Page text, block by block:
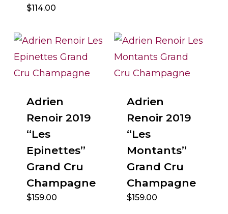
$114.00
Adrien
Renoir 2019
“Les
Epinettes”
Grand Cru
Champagne
$159.00
Adrien
Renoir 2019
“Les
Montants”
Grand Cru
Champagne
$159.00